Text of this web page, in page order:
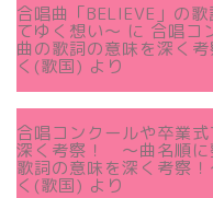
合唱曲「BELIEVE」の
てゆく想い〜 に 合唱コ
曲の歌詞の意味を深く
く(歌国) より
合唱コンクールや卒業
深く考察！ 〜曲名順に
歌詞の意味を深く考察
く(歌国) より